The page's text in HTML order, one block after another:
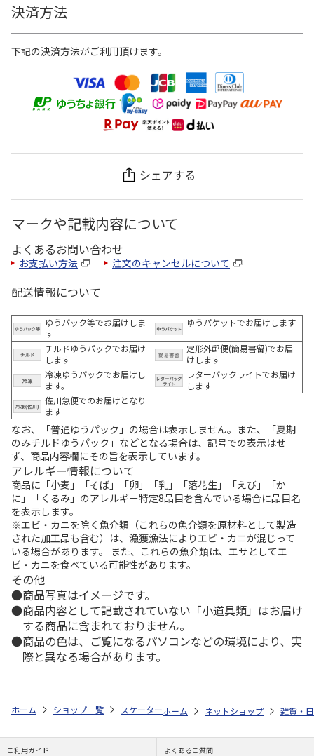
決済方法
下記の決済方法がご利用頂けます。
シェアする
マークや記載内容について
よくあるお問い合わせ
お支払い方法 注文のキャンセルについて
配送情報について
ゆうパック等でお届けしま
す
ゆうパケットでお届けします
チルドゆうパックでお届け
します
定形外郵便(簡易書留)でお届
けします
冷凍ゆうパックでお届けし
ます。
レターパックライトでお届け
します
佐川急便でのお届けとなり
ます
なお、「普通ゆうパック」の場合は表示しません。また、「夏期
のみチルドゆうパック」などとなる場合は、記号での表示はせ
ず、商品内容欄にその旨を表示しています。
アレルギー情報について
商品に「小麦」「そば」「卵」「乳」「落花生」「えび」「か
に」「くるみ」のアレルギー特定8品目を含んでいる場合に品目名
を表示します。
※エビ・カニを除く魚介類（これらの魚介類を原材料として製造
された加工品も含む）は、漁獲漁法によりエビ・カニが混じって
いる場合があります。 また、これらの魚介類は、エサとしてエ
ビ・カニを食べている可能性があります。
その他
商品写真はイメージです。
商品内容として記載されていない「小道具類」はお届け
する商品に含まれておりません。
商品の色は、ご覧になるパソコンなどの環境により、実
際と異なる場合があります。
ホーム ショップ一覧 スケーター 音の鳴らないコンビセット 箸
ホーム ネットショップ 雑貨・
ご利用ガイド よくあるご質問